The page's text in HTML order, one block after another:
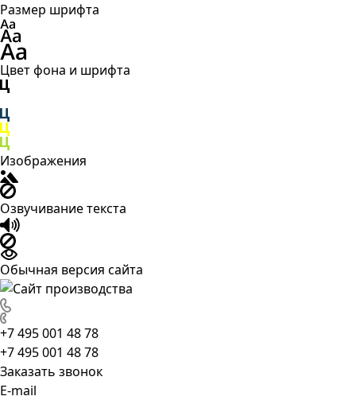
Размер шрифта
Цвет фона и шрифта
Изображения
Озвучивание текста
Обычная версия сайта
+7 495 001 48 78
+7 495 001 48 78
Заказать звонок
E-mail